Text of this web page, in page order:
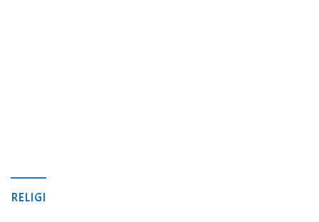
RELIGI